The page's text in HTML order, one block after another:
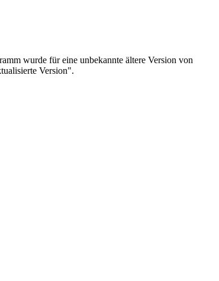
wurde für eine unbekannte ältere Version von
Version".